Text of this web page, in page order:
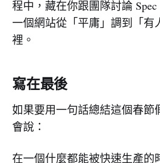
程中，藏在你跟團隊討論
一個網站從「平庸」調到「有
裡。
寫在最後
如果要用一句話總結這個春節
會說：
在一個什麼都能被快速生產的